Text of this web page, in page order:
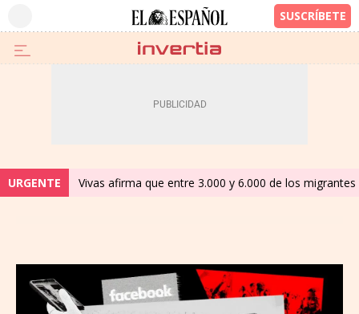
URGENTE Vivas afirma que entre 3.000 y 6.000 de los